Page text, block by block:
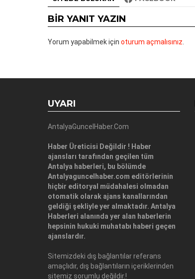
BIR YANIT YAZIN
Yorum yapabilmek için oturum açmalısınız
UYARI
AntalyaGuncelHaber.Com
Haber Üreticisi Değildir ! Haber
ajansları tarafından geçilen tüm
Antalya haberleri, bu bölümde
Antalyaguncelhaber.com editörlerinin
hiçbir editoryal müdahalesi olmadan
otomatik olarak ajans kanallarından
geldiği şekliyle yer almaktadır. Antalya
Haberleri alanında yer alan haberlerin
hepsinin hukuki muhatabı haberi geçen
ajanslardır.
Sitemizdeki dış bağlantılar referans
amaçlıdır, dış bağlantıların içeriklerinden
sitemiz sorumlu değildir.!